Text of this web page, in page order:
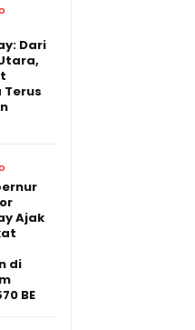
Dari
Terus
Ajak
di
BE